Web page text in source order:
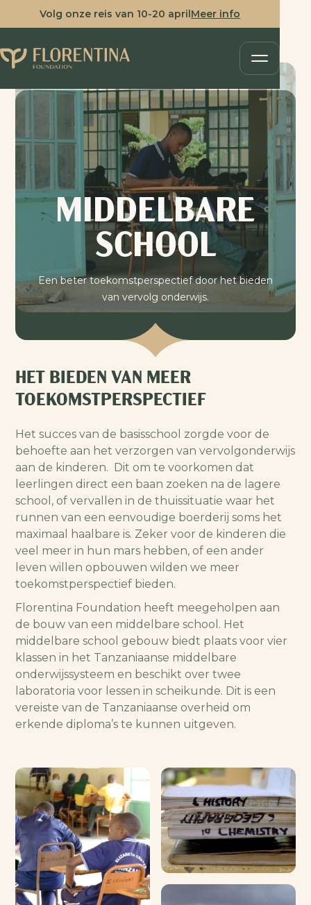
Volg onze reis van 10-20 aprilMeer info
MIDDELBARE
SCHOOL
Een beter toekomstperspectief door het bieden
van vervolg onderwijs.
HET BIEDEN VAN MEER
TOEKOMSTPERSPECTIEF
Het succes van de basisschool zorgde voor de
behoefte aan het verzorgen van vervolgonderwijs
aan de kinderen. Dit om te voorkomen dat
leerlingen direct een baan zoeken na de lagere
school, of vervallen in de thuissituatie waar het
runnen van een eenvoudige boerderij soms het
maximaal haalbare is. Zeker voor de kinderen die
veel meer in hun mars hebben, of een ander
leven willen opbouwen wilden we meer
toekomstperspectief bieden.
Florentina Foundation heeft meegeholpen aan
de bouw van een middelbare school. Het
middelbare school gebouw biedt plaats voor vier
klassen in het Tanzaniaanse middelbare
onderwijssysteem en beschikt over twee
laboratoria voor lessen in scheikunde. Dit is een
vereiste van de Tanzaniaanse overheid om
erkende diploma’s te kunnen uitgeven.